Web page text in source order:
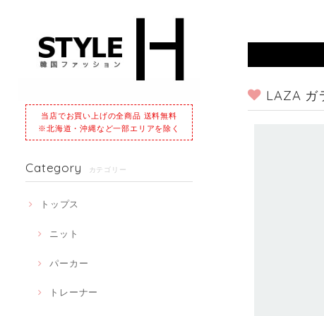
当店でお買い上げの全商品 送料無料
※北海道・沖縄など一部エリアを除く
Category カテゴリー
トップス
ニット
パーカー
トレーナー
LAZA ガ